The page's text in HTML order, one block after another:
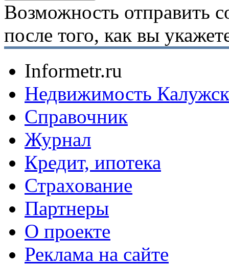
Возможность отправить
после того, как вы
Informetr.ru
Недвижимость
Справочник
Журнал
Кредит, ипотека
Страхование
Партнеры
O проекте
Реклама на сайте